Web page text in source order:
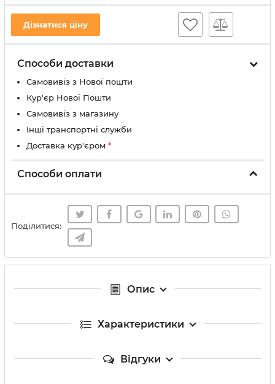
Дізнатися ціну
Способи доставки
Самовивіз з Нової пошти
Кур'єр Нової Пошти
Самовивіз з магазину
Інші транспортні служби
Доставка кур'єром *
Способи оплати
Поділитися:
Опис
Характеристики
Відгуки